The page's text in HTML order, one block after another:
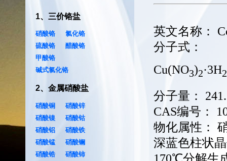
1 三价铬盐
硝酸铬
氯化铬
硫酸铬
醋酸铬
甲酸铬
碱式氯化铬
2、 金属硝酸盐
硝酸铜
硝酸锌
硝酸镍
硝酸钴
硝酸铝
硝酸铁
硝酸锰
硝酸镧
硝酸锆
硝酸铈
英文名称：
分子式：
Cu(NO3)2·3H2
分子量：
CAS编号：
物化属性：
深蓝色柱状
170℃分解生